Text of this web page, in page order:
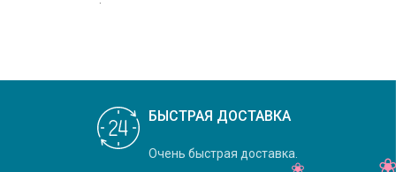
коллекция Felicity, основной
БЫСТРАЯ ДОСТАВКА
Очень быстрая доставка.